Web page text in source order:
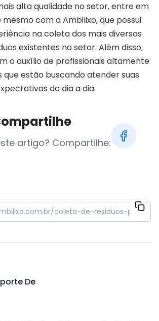
alta qualidade no setor, entre em
com a Ambilixo, que possui
na coleta dos mais diversos
existentes no setor. Além disso,
o auxílio de profissionais altamente
estão buscando atender suas
do dia a dia.
artigo? Compartilhe:
De